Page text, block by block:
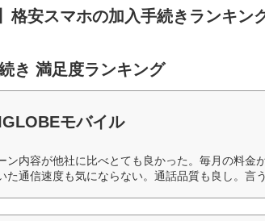
格安スマホの加入手続きランキン
き 満足度ランキング
モバイル
ン内容が他社に比べとても良かった。毎月の料金
た通信速度も気にならない。通話品質も良し。言